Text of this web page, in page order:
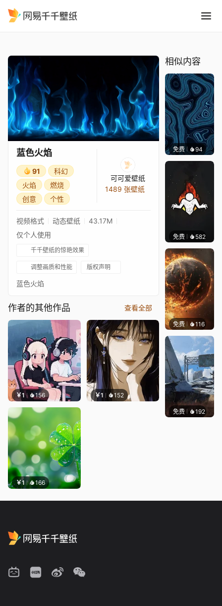
蓝色火焰
91
科幻
火焰
燃烧
创意
个性
可可爱壁纸
1489 张壁纸
视频格式 动态壁纸
43.17M
仅个人使用
千千壁纸的惊艳效果
调整画质和性能 版权声明
蓝色火焰
作者的其他作品 查看全部
￥1 156 ￥1 152
￥1 166
相似内容
免费 94
免费 582
免费 116
免费 192